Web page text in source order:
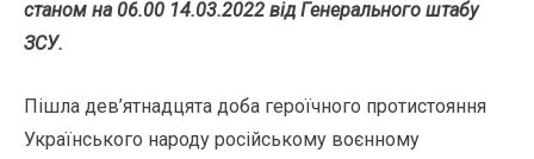
станом на 06.00 14.03.2022 від Генерального штабу
ЗСУ.
Пішла дев’ятнадцята доба героїчного протистояння
Українського народу російському воєнному